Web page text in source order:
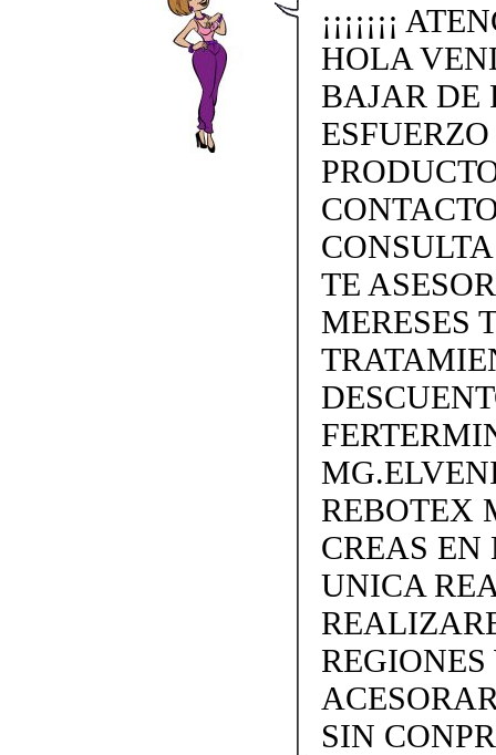
¡¡¡¡¡¡¡
HOLA
BAJAR DE
TE
MERESES
REBOTEX
CREAS EN
UNICA
REGIONES
SIN